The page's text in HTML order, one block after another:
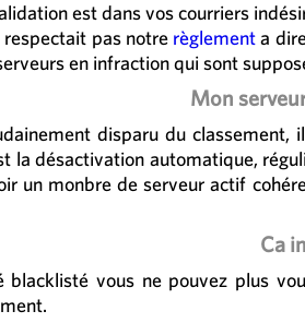
est dans vos courriers
pas notre règlementa
en infraction qui sont
Mon
disparu du
la désactivation automatique,
un monbre de serveur actif
Ca
blacklisté vous ne pouvez plus